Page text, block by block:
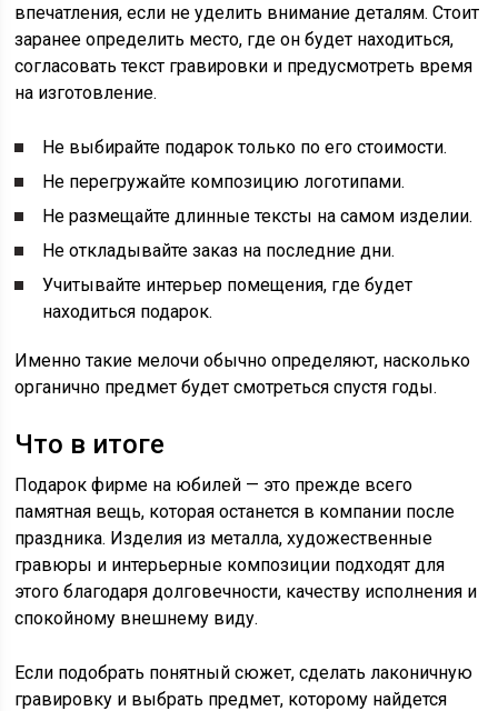
впечатления, если не уделить внимание деталям. Стоит
заранее определить место, где он будет находиться,
согласовать текст гравировки и предусмотреть время
на изготовление.
Не выбирайте подарок только по его стоимости.
Не перегружайте композицию логотипами.
Не размещайте длинные тексты на самом изделии.
Не откладывайте заказ на последние дни.
Учитывайте интерьер помещения, где будет
находиться подарок.
Именно такие мелочи обычно определяют, насколько
органично предмет будет смотреться спустя годы.
Что в итоге
Подарок фирме на юбилей — это прежде всего
памятная вещь, которая останется в компании после
праздника. Изделия из металла, художественные
гравюры и интерьерные композиции подходят для
этого благодаря долговечности, качеству исполнения и
спокойному внешнему виду.
Если подобрать понятный сюжет, сделать лаконичную
гравировку и выбрать предмет, которому найдется